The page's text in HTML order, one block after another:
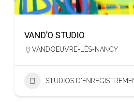
VAND’O STUDIO
VANDOEUVRE-LÈS-NANCY
STUDIOS